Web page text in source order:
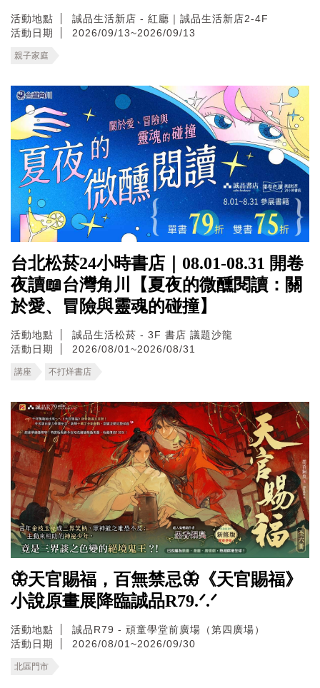
活動地點
誠品生活新店 - 紅廳｜誠品生活新店2-4F
活動日期
2026/09/13~2026/09/13
親子家庭
台北松菸24小時書店｜08.01-08.31 開卷
夜讀📖台灣角川【夏夜的微醺閱讀：關
於愛、冒險與靈魂的碰撞】
活動地點
誠品生活松菸 - 3F 書店 議題沙龍
活動日期
2026/08/01~2026/08/31
講座 不打烊書店
🦋天官賜福，百無禁忌🦋《天官賜福》
小說原畫展降臨誠品R79.ᐟ.ᐟ
活動地點
誠品R79 - 頑童學堂前廣場（第四廣場）
活動日期
2026/08/01~2026/09/30
北區門市